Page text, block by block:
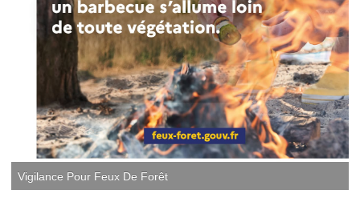
Vigilance Pour Feux De Forêt